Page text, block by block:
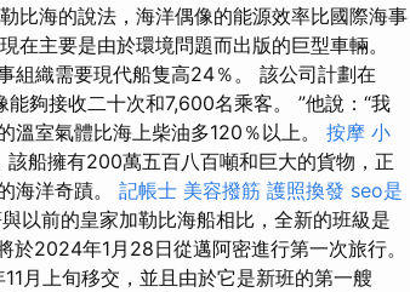
比海的說法，海洋偶像的能源效率比國際海事
在主要是由於環境問題而出版的巨型車輛。
組織需要現代船隻高24％。 該公司計劃在
夠接收二十次和7,600名乘客。 ”他說：“我
溫室氣體比海上柴油多120％以上。 按摩 小
船擁有200萬五百八百噸和巨大的貨物，正
海洋奇蹟。 記帳士 美容撥筋 護照換發 seo是
以前的皇家加勒比海船相比，全新的班級是
於2024年1月28日從邁阿密進行第一次旅行。
月上旬移交，並且由於它是新班的第一艘